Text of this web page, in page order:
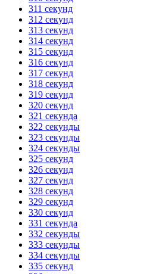
311 секунд
312 секунд
313 секунд
314 секунд
315 секунд
316 секунд
317 секунд
318 секунд
319 секунд
320 секунд
321 секунда
322 секунды
323 секунды
324 секунды
325 секунд
326 секунд
327 секунд
328 секунд
329 секунд
330 секунд
331 секунда
332 секунды
333 секунды
334 секунды
335 секунд